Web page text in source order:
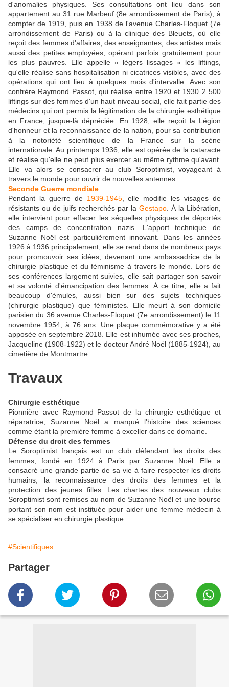
d'anomalies physiques. Ses consultations ont lieu dans son
appartement au 31 rue Marbeuf (8e arrondissement de Paris), à
compter de 1919, puis en 1938 de l'avenue Charles-Floquet (7e
arrondissement de Paris) ou à la clinique des Bleuets, où elle
reçoit des femmes d'affaires, des enseignantes, des artistes mais
aussi des petites employées, opérant parfois gratuitement pour
les plus pauvres. Elle appelle « légers lissages » les liftings,
qu'elle réalise sans hospitalisation ni cicatrices visibles, avec des
opérations qui ont lieu à quelques mois d'intervalle. Avec son
confrère Raymond Passot, qui réalise entre 1920 et 1930 2 500
liftings sur des femmes d'un haut niveau social, elle fait partie des
médecins qui ont permis la légitimation de la chirurgie esthétique
en France, jusque-là dépréciée. En 1928, elle reçoit la Légion
d'honneur et la reconnaissance de la nation, pour sa contribution
à la notoriété scientifique de la France sur la scène
internationale. Au printemps 1936, elle est opérée de la cataracte
et réalise qu'elle ne peut plus exercer au même rythme qu'avant.
Elle va alors se consacrer au club Soroptimist, voyageant à
travers le monde pour ouvrir de nouvelles antennes.
Seconde Guerre mondiale
Pendant la guerre de 1939-1945, elle modifie les visages de
résistants ou de juifs recherchés par la Gestapo . À la Libération,
elle intervient pour effacer les séquelles physiques de déportés
des camps de concentration nazis. L'apport technique de
Suzanne Noël est particulièrement innovant. Dans les années
1926 à 1936 principalement, elle se rend dans de nombreux pays
pour promouvoir ses idées, devenant une ambassadrice de la
chirurgie plastique et du féminisme à travers le monde. Lors de
ses conférences largement suivies, elle sait partager son savoir
et sa volonté d'émancipation des femmes. À ce titre, elle a fait
beaucoup d'émules, aussi bien sur des sujets techniques
(chirurgie plastique) que féministes. Elle meurt à son domicile
parisien du 36 avenue Charles-Floquet (7e arrondissement) le 11
novembre 1954, à 76 ans. Une plaque commémorative y a été
apposée en septembre 2018. Elle est inhumée avec ses proches,
Jacqueline (1908-1922) et le docteur André Noël (1885-1924), au
cimetière de Montmartre.
Travaux
Chirurgie esthétique
Pionnière avec Raymond Passot de la chirurgie esthétique et
réparatrice, Suzanne Noël a marqué l'histoire des sciences
comme étant la première femme à exceller dans ce domaine.
Défense du droit des femmes
Le Soroptimist français est un club défendant les droits des
femmes, fondé en 1924 à Paris par Suzanne Noël. Elle a
consacré une grande partie de sa vie à faire respecter les droits
humains, la reconnaissance des droits des femmes et la
protection des jeunes filles. Les chartes des nouveaux clubs
Soroptimist sont remises au nom de Suzanne Noël et une bourse
portant son nom est instituée pour aider une femme médecin à
se spécialiser en chirurgie plastique.
#Scientifiques
Partager